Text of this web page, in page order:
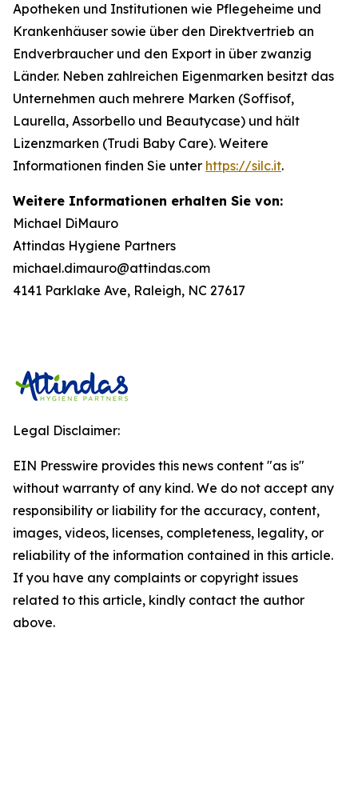
Apotheken und Institutionen wie Pflegeheime und
Krankenhäuser sowie über den Direktvertrieb an
Endverbraucher und den Export in über zwanzig
Länder. Neben zahlreichen Eigenmarken besitzt das
Unternehmen auch mehrere Marken (Soffisof,
Laurella, Assorbello und Beautycase) und hält
Lizenzmarken (Trudi Baby Care). Weitere
Informationen finden Sie unter https://silc.it.
Weitere Informationen erhalten Sie von:
Michael DiMauro
Attindas Hygiene Partners
michael.dimauro@attindas.com
4141 Parklake Ave, Raleigh, NC 27617
Legal Disclaimer:
EIN Presswire provides this news content "as is"
without warranty of any kind. We do not accept any
responsibility or liability for the accuracy, content,
images, videos, licenses, completeness, legality, or
reliability of the information contained in this article.
If you have any complaints or copyright issues
related to this article, kindly contact the author
above.